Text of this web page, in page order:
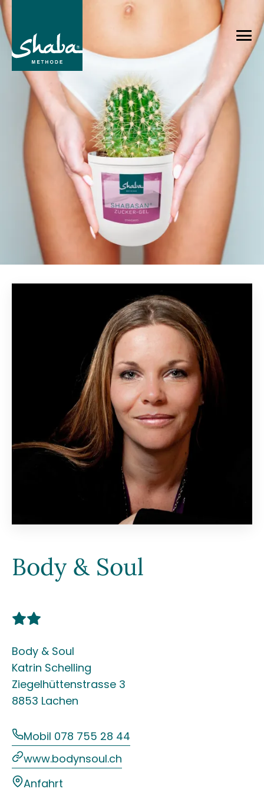
Body & Soul
Body & Soul
Katrin Schelling
Ziegelhüttenstrasse 3
8853 Lachen
Mobil 078 755 28 44
www.bodynsoul.ch
Anfahrt